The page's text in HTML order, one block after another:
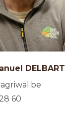
DELBART
60